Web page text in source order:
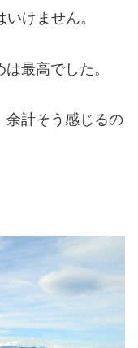
けません。
最高でした。
余計そう感じるの